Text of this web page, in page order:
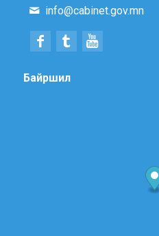
info@cabinet.gov.mn
Байршил